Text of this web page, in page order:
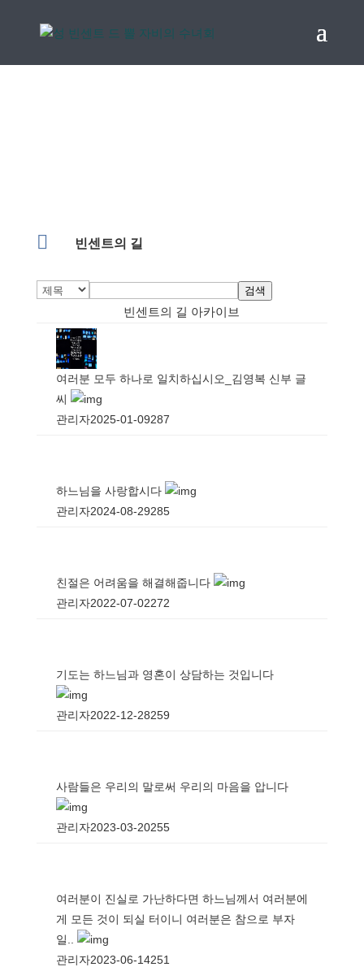
 빈센트의 길
검색
빈센트의 길 아카이브
여러분 모두 하나로 일치하십시오_김영복 신부 글
씨
관리자2025-01-09287
하느님을 사랑합시다
관리자2024-08-29285
친절은 어려움을 해결해줍니다
관리자2022-07-02272
기도는 하느님과 영혼이 상담하는 것입니다
관리자2022-12-28259
사람들은 우리의 말로써 우리의 마음을 압니다
관리자2023-03-20255
여러분이 진실로 가난하다면 하느님께서 여러분에
게 모든 것이 되실 터이니 여러분은 참으로 부자
일..
관리자2023-06-14251